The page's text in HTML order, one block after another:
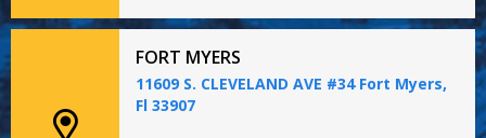
FORT MYERS
11609 S. CLEVELAND AVE #34 Fort Myers,
Fl 33907